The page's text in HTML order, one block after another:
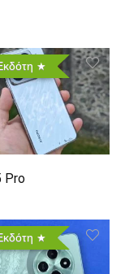
Pro